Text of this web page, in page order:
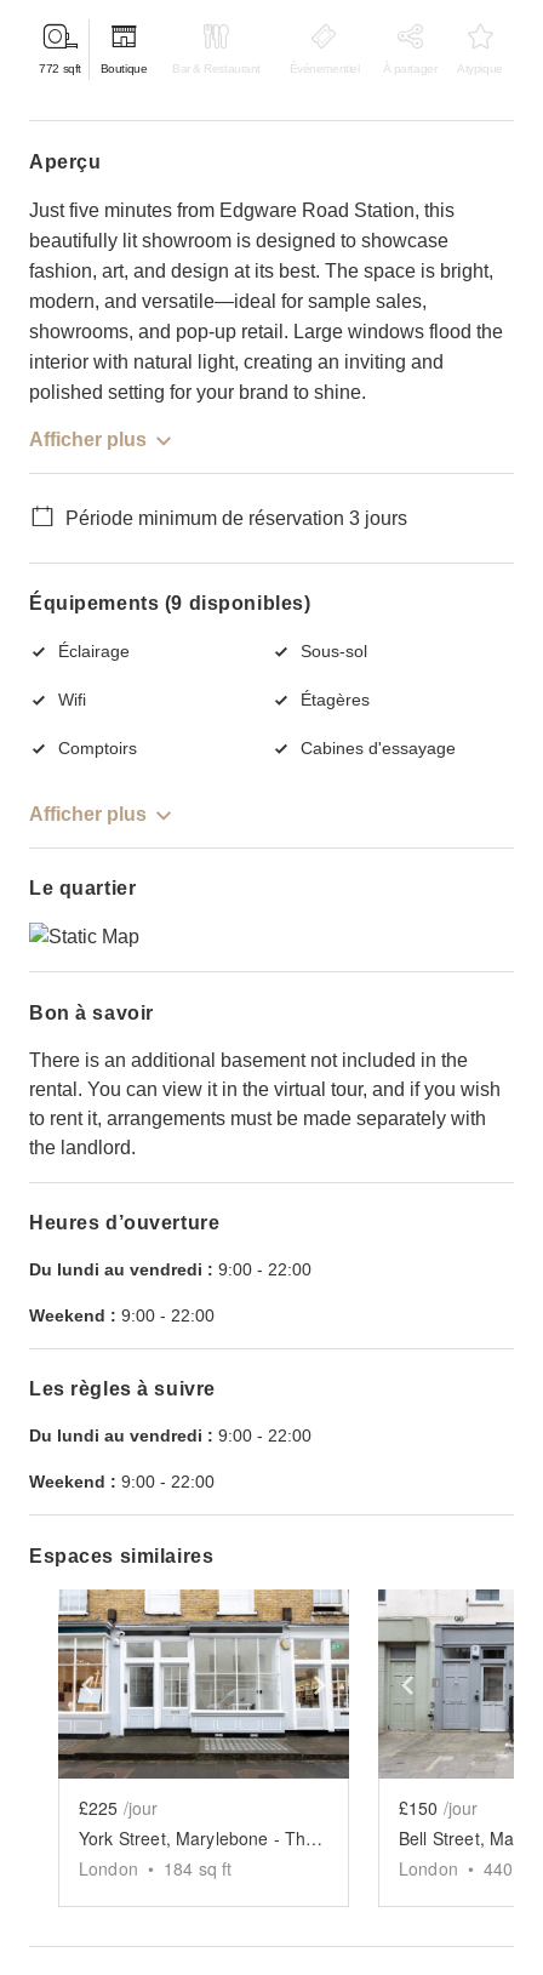
772 sqft Boutique Bar & Restaurant Événementiel À partager Atypique
aperçu
Just five minutes from Edgware Road Station, this
beautifully lit showroom is designed to showcase
fashion, art, and design at its best. The space is bright,
modern, and versatile—ideal for sample sales,
showrooms, and pop-up retail. Large windows flood the
interior with natural light, creating an inviting and
polished setting for your brand to shine.
Afficher plus
Période minimum de réservation 3 jours
Équipements (9 disponibles)
Éclairage Sous-sol
Wifi Étagères
Comptoirs Cabines d'essayage
Afficher plus
Le quartier
Bon à savoir
There is an additional basement not included in the
rental. You can view it in the virtual tour, and if you wish
to rent it, arrangements must be made separately with
the landlord.
Heures d’ouverture
Du lundi au vendredi : 9:00 - 22:00
Weekend : 9:00 - 22:00
Les règles à suivre
Du lundi au vendredi : 9:00 - 22:00
Weekend : 9:00 - 22:00
Espaces similaires
Show previous slide Show next slide
£225 /jour
York Street, Marylebone - The Designer Boutique
London • 184 sq ft
Show
£150 /jour
London • 440